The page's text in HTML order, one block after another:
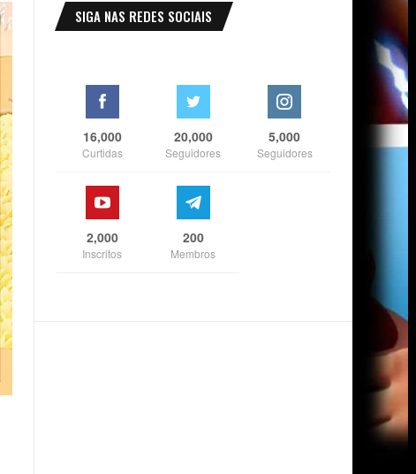
SIGA NAS REDES SOCIAIS
16,000
Curtidas
20,000
Seguidores
5,000
Seguidores
2,000
Inscritos
200
Membros